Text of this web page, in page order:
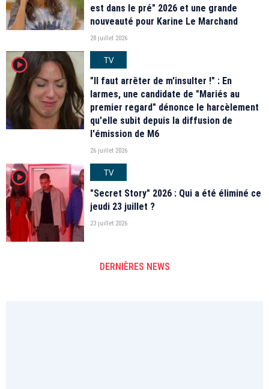
est dans le pré" 2026 et une grande
nouveauté pour Karine Le Marchand
28 juillet 2026
player2
TV
"Il faut arrêter de m'insulter !" : En
larmes, une candidate de "Mariés au
premier regard" dénonce le harcèlement
qu'elle subit depuis la diffusion de
l'émission de M6
26 juillet 2026
player2
TV
"Secret Story" 2026 : Qui a été éliminé ce
jeudi 23 juillet ?
23 juillet 2026
DERNIÈRES NEWS